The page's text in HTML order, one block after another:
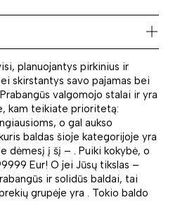
planuojantys pirkinius ir
skirstantys savo pajamas bei
valgomojo stalai ir yra
kam teikiate prioritetą:
o gal aukso
baldas šioje kategorijoje yra
dėmesį į šį – . Puiki kokybė, o
Eur! O jei Jūsų tikslas –
ir solidūs baldai, tai
grupėje yra . Tokio baldo